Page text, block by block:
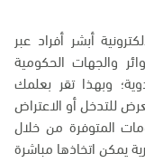
أبشر أفراد عبر
والجهات الحكومية
وبهذا تقر بعلمك
للتدخل أو الاعتراض
المتوفرة من خلال
يمكن اتخاذها مباشرة